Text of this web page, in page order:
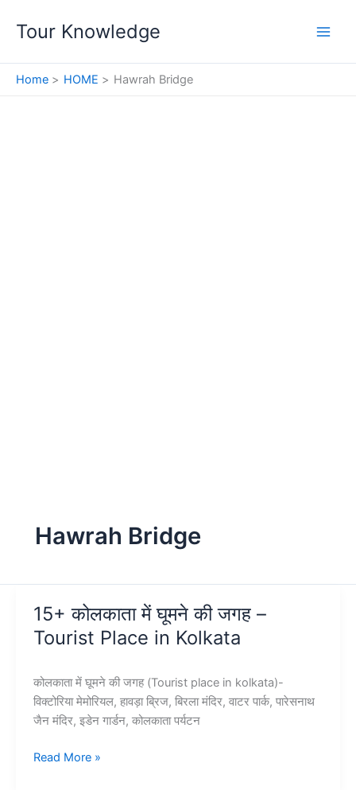
Tour Knowledge
Home HOME Hawrah Bridge
Hawrah Bridge
15+ कोलकाता में घूमने की जगह –
Tourist Place in Kolkata
कोलकाता में घूमने की जगह (Tourist place in kolkata)-
विक्टोरिया मेमोरियल, हावड़ा ब्रिज, बिरला मंदिर, वाटर पार्क, पारेसनाथ
जैन मंदिर, इडेन गार्डन, कोलकाता पर्यटन
15+
Read More »